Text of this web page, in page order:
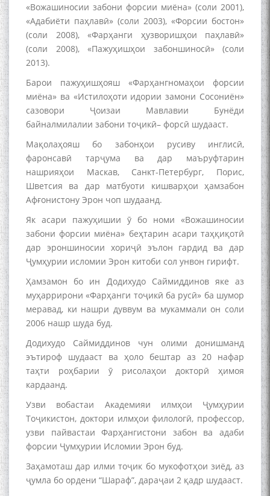
«Вожашиносии забони форсии миёна» (соли 2001),
«Адабиёти паҳлавӣ» (соли 2003), «Форсии бостон»
(соли 2008), «Фарҳанги ҳузворишҳои паҳлавӣ»
(соли 2008), «Пажуҳишҳои забоншиносӣ» (соли
2013).
Барои пажуҳишҳояш «Фарҳангномаҳои форсии
миёна» ва «Истилоҳоти идории замони Сосониён»
сазовори Ҷоизаи Мавлавии Бунёди
байналмилалии забони тоҷикӣ– форсӣ шудааст.
Мақолаҳояш бо забонҳои русиву инглисӣ,
фаронсавӣ тарҷума ва дар маъруфтарин
нашрияҳои Маскав, Санкт-Петербург, Порис,
Шветсия ва дар матбуоти кишварҳои ҳамзабон
Афғонистону Эрон чоп шудаанд.
Як асари пажуҳишии ӯ бо номи «Вожашиносии
забони форсии миёна» беҳтарин асари таҳқиқотӣ
дар эроншиносии хориҷӣ эълон гардид ва дар
Ҷумҳурии исломии Эрон китоби сол унвон гирифт.
Ҳамзамон бо ин Додихудо Саймиддинов яке аз
муҳаррирони «Фарҳанги тоҷикӣ ба русӣ» ба шумор
меравад, ки нашри дуввум ва мукаммали он соли
2006 нашр шуда буд.
Додихудо Саймиддинов чун олими донишманд
эътироф шудааст ва ҳоло бештар аз 20 нафар
таҳти роҳбарии ӯ рисолаҳои докторӣ ҳимоя
кардаанд.
Узви вобастаи Академияи илмҳои Ҷумҳурии
Тоҷикистон, доктори илмҳои филологӣ, профессор,
узви пайвастаи Фарҳангистони забон ва адаби
форсии Ҷумҳурии Исломии Эрон буд.
Заҳамоташ дар илми тоҷик бо мукофотҳои зиёд, аз
ҷумла бо ордени “Шараф”, дараҷаи 2 қадр шудааст.
МАВЛОНО ҶАЛОЛИДДИНИ
БАЛХӢ БУЗУРГТАРИН
ЗАБОНУ АДАБИ ТОҶИК
به عبارت دیگر: گفتگو با مومن
قناعت Mumin Qanoat
Сухбати навқаламон бо
Муъмин Қаноат\Meeting of
young talents with Mumyin
Kanoat
poetry from Устод Мумин
Қаноат (Ustod Mumin Qanoat)
and Master Mehryar
Mehrafarin about the conflict
Gulf